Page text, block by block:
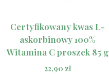
Certyfikowany kwas L-
askorbinowy 100%
Witamina C proszek 85 g
22,90 zł